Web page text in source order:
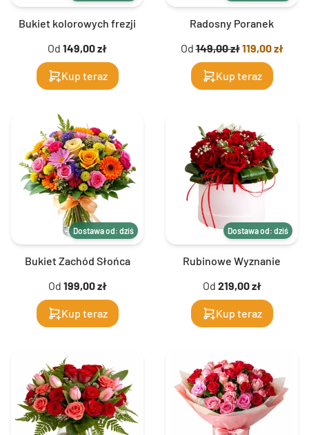
Bukiet kolorowych frezji
Od 149,00 zł
Kup teraz
Radosny Poranek
Od149,00 zł119,00 zł
Kup teraz
Dostawa od: dziś
Bukiet Zachód Słońca
Od 199,00 zł
Kup teraz
Dostawa od: dziś
Rubinowe Wyznanie
Od 219,00 zł
Kup teraz